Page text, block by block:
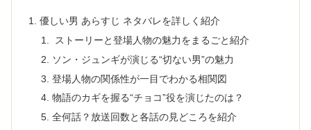
優しい男 あらすじ ネタバレを詳しく紹介
ストーリーと登場人物の魅力をまるごと紹介
ソン・ジュンギが演じる“切ない男”の魅力
登場人物の関係性が一目でわかる相関図
物語のカギを握る“チョコ”役を演じたのは？
全何話？放送回数と各話の見どころを紹介